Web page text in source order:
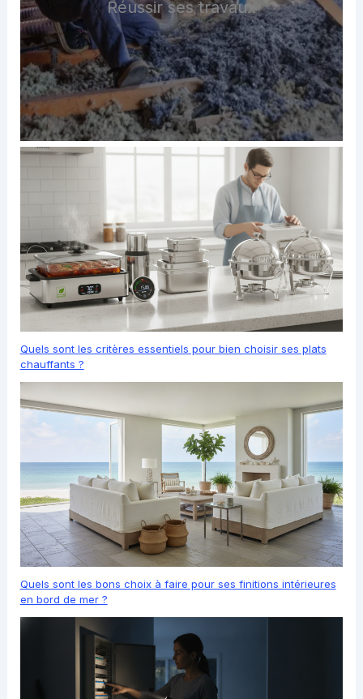
Réussir ses travaux
Quels sont les critères essentiels pour bien choisir ses plats
chauffants ?
Quels sont les bons choix à faire pour ses finitions intérieures
en bord de mer ?